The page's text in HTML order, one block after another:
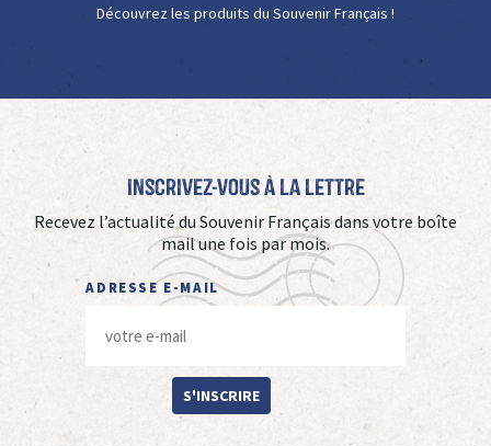
Découvrez les produits du Souvenir Français !
Inscrivez-vous à La Lettre
Recevez l’actualité du Souvenir Français dans votre boîte
mail une fois par mois.
ADRESSE E-MAIL
S'INSCRIRE